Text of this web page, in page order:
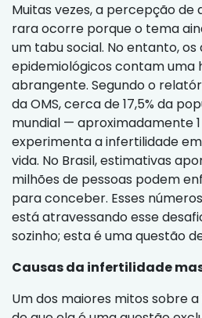
Muitas vezes, a percepção de
rara ocorre porque o tema
um tabu social. No entanto, os
epidemiológicos contam uma
abrangente. Segundo o
da OMS, cerca de 17,5% da
mundial — aproximadamente
experimenta a infertilidade
vida. No Brasil, estimativas
milhões de pessoas podem
para conceber. Esses
está atravessando esse
sozinho; esta é uma questão
Causas da infertilidade
Um dos maiores mitos sobre